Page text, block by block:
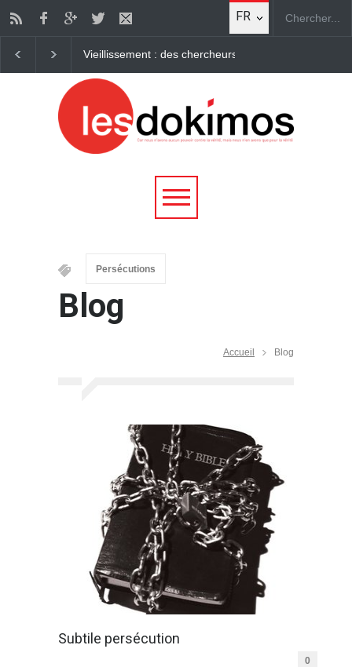
FR
Vieillissement : des chercheurs parviennent à
Persécutions
Blog
Accueil Blog
Subtile persécution
0